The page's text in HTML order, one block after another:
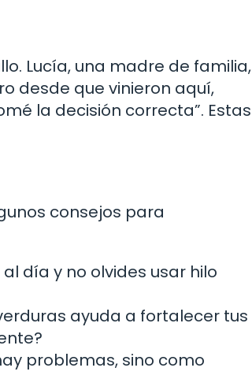
Lucía, una madre de familia,
desde que vinieron aquí,
la decisión correcta”. Estas
consejos para
día y no olvides usar hilo
ayuda a fortalecer tus
problemas, sino como